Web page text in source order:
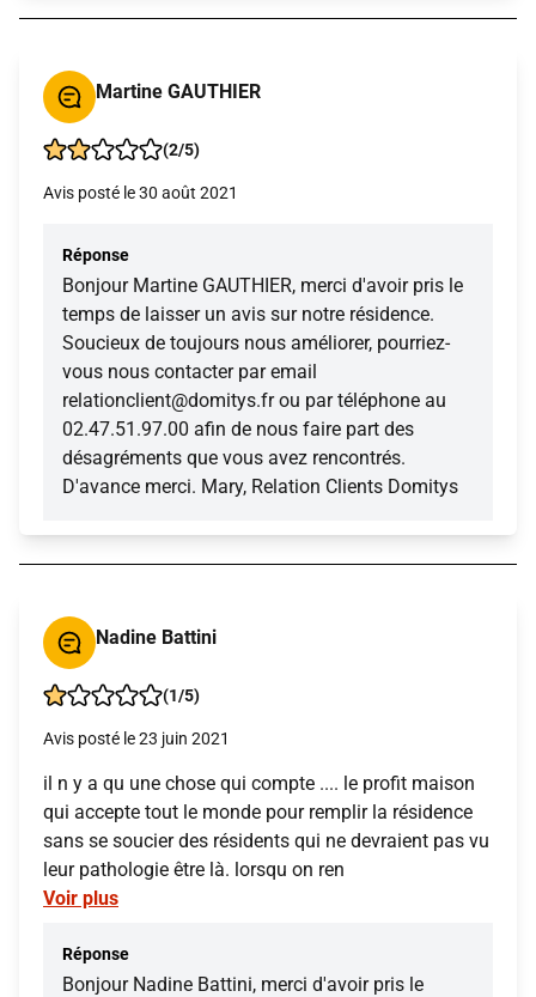
Martine GAUTHIER
(2/5)
Avis posté le 30 août 2021
Réponse
Bonjour Martine GAUTHIER, merci d'avoir pris le
temps de laisser un avis sur notre résidence.
Soucieux de toujours nous améliorer, pourriez-
vous nous contacter par email
relationclient@domitys.fr ou par téléphone au
02.47.51.97.00 afin de nous faire part des
désagréments que vous avez rencontrés.
D'avance merci. Mary, Relation Clients Domitys
Nadine Battini
(1/5)
Avis posté le 23 juin 2021
il n y a qu une chose qui compte .... le profit maison
qui accepte tout le monde pour remplir la résidence
sans se soucier des résidents qui ne devraient pas vu
leur pathologie être là. lorsqu on ren
Voir plus
Réponse
Bonjour Nadine Battini, merci d'avoir pris le